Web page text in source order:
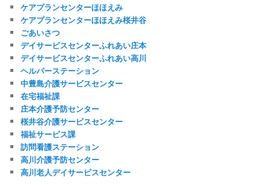
ケアプランセンターほほえみ
ケアプランセンターほほえみ桜井谷
ごあいさつ
デイサービスセンターふれあい庄本
デイサービスセンターふれあい高川
ヘルパーステーション
中豊島介護サービスセンター
在宅福祉課
庄本介護予防センター
桜井谷介護サービスセンター
福祉サービス課
訪問看護ステーション
高川介護予防センター
高川老人デイサービスセンター